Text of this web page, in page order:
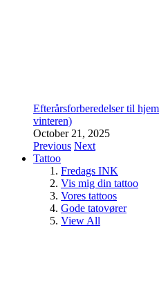
Efterårsforberedelser til
vinteren)
October 21, 2025
Previous Next
Tattoo
Fredags INK
Vis mig din tattoo
Vores tattoos
Gode tatovører
View All